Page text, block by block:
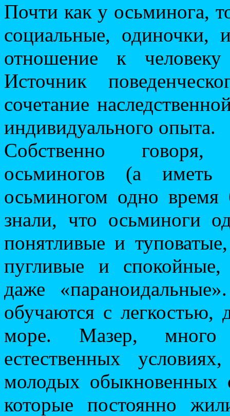
Почти как у осьминога,
социальные, одиночки,
отношение к
Источник
сочетание
индивидуального опыта.
Собственно говоря,
осьминогов (а
осьминогом одно
знали, что осьминоги
понятливые и
пугливые и
даже
обучаются с
море. Мазер, много
естественных
молодых обыкновенных
которые постоянно